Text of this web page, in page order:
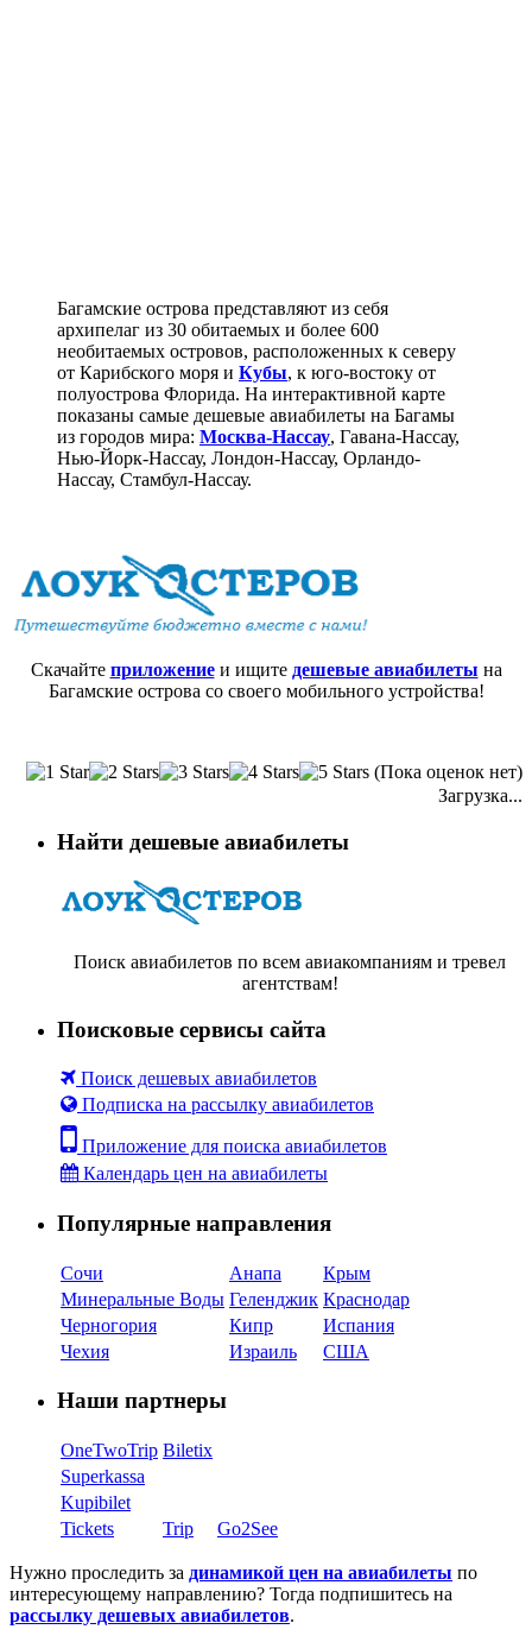
Багамские острова представляют из себя
архипелаг из 30 обитаемых и более 600
необитаемых островов, расположенных к северу
от Карибского моря и Кубы, к юго-востоку от
полуострова Флорида. На интерактивной карте
показаны самые дешевые авиабилеты на Багамы
из городов мира: Москва-Нассау, Гавана-Нассау,
Нью-Йорк-Нассау, Лондон-Нассау, Орландо-
Нассау, Стамбул-Нассау.
Скачайте приложениеи ищите дешевые авиабилеты на
Багамские острова со своего мобильного устройства!
(Пока оценок нет)
Загрузка...
Найти дешевые авиабилеты
Поиск авиабилетов по всем авиакомпаниям и тревел
агентствам!
Поисковые сервисы сайта
Поиск дешевых авиабилетов
Подписка на рассылку авиабилетов
Приложение для поиска авиабилетов
Календарь цен на авиабилеты
Популярные направления
Сочи Анапа
Крым
Минеральные Воды Геленджик Краснодар
Черногория
Кипр
Испания
Чехия
Израиль США
Наши партнеры
OneTwoTrip Biletix
Superkassa
Kupibilet
Tickets
Trip Go2See
Нужно проследить за динамикой цен на авиабилеты по
интересующему направлению? Тогда подпишитесь на
рассылку дешевых авиабилетов.